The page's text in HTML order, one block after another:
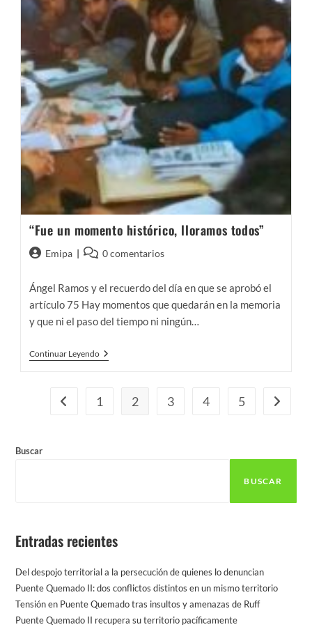
“Fue un momento histórico, lloramos todos”
Autor
la
entrada:
Emipa
Comentarios
entrada:
0 comentarios
Ángel Ramos y el recuerdo del día en que se aprobó el
artículo 75 Hay momentos que quedarán en la memoria
y que ni el paso del tiempo ni ningún…
Continuar Leyendo“Fue
Un
Lloramos
Todos”
Ir a la página anterior
1 2 3 4 5 Ir a la
Buscar
BUSCAR
Entradas recientes
Del despojo territorial a la persecución de quienes lo denuncian
Puente Quemado II: dos conflictos distintos en un mismo territorio
Tensión en Puente Quemado tras insultos y amenazas de Ruff
Puente Quemado II recupera su territorio pacíficamente